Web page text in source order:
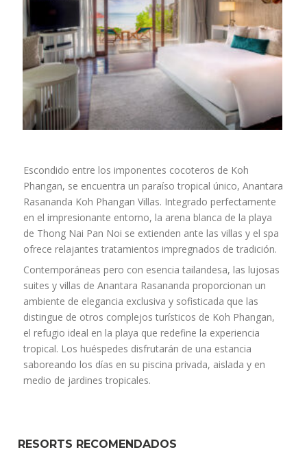
Escondido entre los imponentes cocoteros de Koh
Phangan, se encuentra un paraíso tropical único, Anantara
Rasananda Koh Phangan Villas. Integrado perfectamente
en el impresionante entorno, la arena blanca de la playa
de Thong Nai Pan Noi se extienden ante las villas y el spa
ofrece relajantes tratamientos impregnados de tradición.
Contemporáneas pero con esencia tailandesa, las lujosas
suites y villas de Anantara Rasananda proporcionan un
ambiente de elegancia exclusiva y sofisticada que las
distingue de otros complejos turísticos de Koh Phangan,
el refugio ideal en la playa que redefine la experiencia
tropical. Los huéspedes disfrutarán de una estancia
saboreando los días en su piscina privada, aislada y en
medio de jardines tropicales.
RESORTS RECOMENDADOS